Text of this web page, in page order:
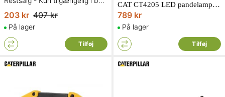
203 kr 407 kr
På lager
Tilføj
CAT CT4205 LED pandelampe genopladelig 380/120 lumen
789 kr
På lager
Tilføj